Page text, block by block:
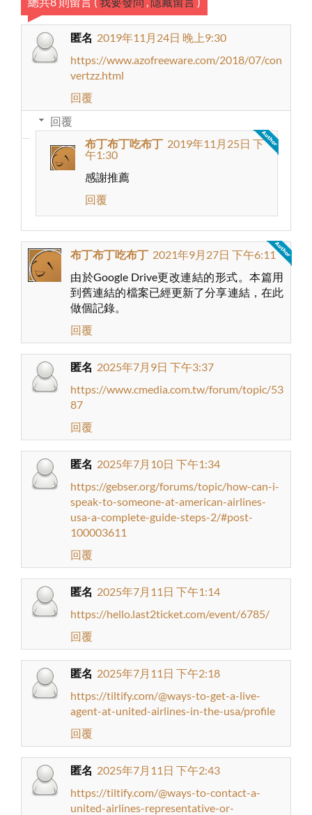
匿名 2019年11月24日 晚上9:30
https://www.azofreeware.com/2018/07/con
vertzz.html
回覆
回覆
布丁布丁吃布丁 2019年11月25日 下
午1:30
感謝推薦
回覆
布丁布丁吃布丁 2021年9月27日 下午6:11
由於Google Drive更改連結的形式。本篇用
到舊連結的檔案已經更新了分享連結，在此
做個記錄。
回覆
匿名 2025年7月9日 下午3:37
https://www.cmedia.com.tw/forum/topic/53
87
回覆
匿名 2025年7月10日 下午1:34
https://gebser.org/forums/topic/how-can-i-
speak-to-someone-at-american-airlines-
usa-a-complete-guide-steps-2/#post-
100003611
回覆
匿名 2025年7月11日 下午1:14
https://hello.last2ticket.com/event/6785/
回覆
匿名 2025年7月11日 下午2:18
https://tiltify.com/@ways-to-get-a-live-
agent-at-united-airlines-in-the-usa/profile
回覆
匿名 2025年7月11日 下午2:43
https://tiltify.com/@ways-to-contact-a-
united-airlines-representative-or-